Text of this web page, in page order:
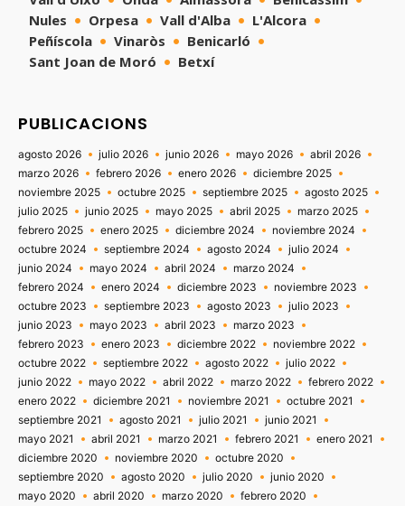
Nules
Orpesa Vall d'Alba
L'Alcora
Peñíscola
Vinaròs
Benicarló
Sant Joan de Moró
Betxí
PUBLICACIONS
agosto 2026 julio 2026 junio 2026 mayo 2026
abril 2026
marzo 2026
febrero 2026 enero 2026
diciembre 2025
noviembre 2025
octubre 2025 septiembre 2025
agosto 2025
julio 2025
junio 2025 mayo 2025 abril 2025
marzo 2025
febrero 2025
enero 2025 diciembre 2024
noviembre 2024
octubre 2024
septiembre 2024 agosto 2024
julio 2024
junio 2024
mayo 2024 abril 2024
marzo 2024
febrero 2024
enero 2024 diciembre 2023
noviembre 2023
octubre 2023
septiembre 2023 agosto 2023
julio 2023
junio 2023
mayo 2023 abril 2023
marzo 2023
febrero 2023
enero 2023 diciembre 2022
noviembre 2022
octubre 2022
septiembre 2022 agosto 2022
julio 2022
junio 2022
mayo 2022 abril 2022 marzo 2022
febrero 2022
enero 2022
diciembre 2021 noviembre 2021
octubre 2021
septiembre 2021
agosto 2021 julio 2021
junio 2021
mayo 2021
abril 2021 marzo 2021 febrero 2021
enero 2021
diciembre 2020
noviembre 2020
octubre 2020
septiembre 2020
agosto 2020 julio 2020
junio 2020
mayo 2020
abril 2020 marzo 2020
febrero 2020